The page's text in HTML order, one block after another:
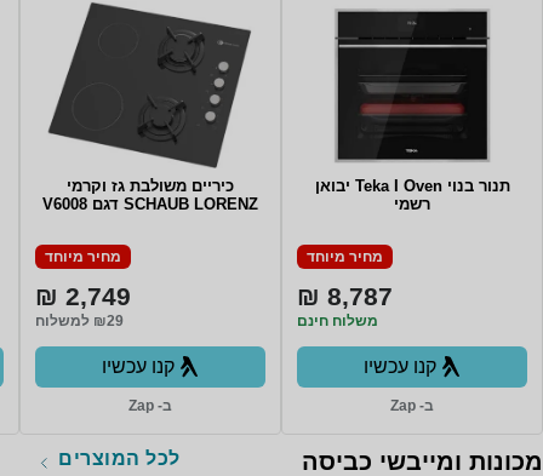
תנור בנוי Teka I Oven יבואן
רשמי
מחיר מיוחד
8,787 ₪
משלוח חינם
קנו עכשיו
ב- Zap
כיריים משולבת גז וקרמי
SCHAUB LORENZ דגם V6008
מחיר מיוחד
2,749 ₪
₪29 למשלוח
קנו עכשיו
ב- Zap
מכונות ומייבשי כביסה לכל המוצרים